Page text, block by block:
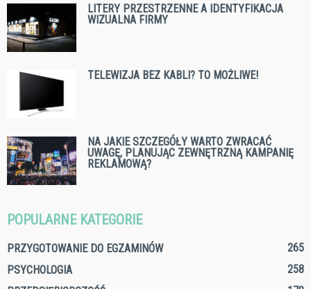
LITERY PRZESTRZENNE A IDENTYFIKACJA
WIZUALNA FIRMY
TELEWIZJA BEZ KABLI? TO MOŻLIWE!
NA JAKIE SZCZEGÓŁY WARTO ZWRACAĆ
UWAGĘ, PLANUJĄC ZEWNĘTRZNĄ KAMPANIĘ
REKLAMOWĄ?
POPULARNE KATEGORIE
PRZYGOTOWANIE DO EGZAMINÓW
265
PSYCHOLOGIA
258